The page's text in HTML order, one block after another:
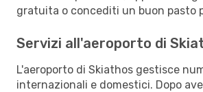
gratuita o concediti un buon pasto
Servizi all'aeroporto di
L'aeroporto di Skiathos gestisce
internazionali e domestici. Dopo